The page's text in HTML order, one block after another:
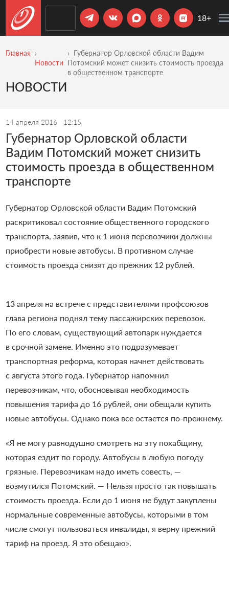
18+
Главная
Новости
Губернатор Орловской области Вадим
Потомский может снизить стоимость проезда
в общественном транспорте
НОВОСТИ
14 апреля 2016 12:15
Губернатор Орловской области
Вадим Потомский может снизить
стоимость проезда в общественном
транспорте
Губернатор Орловской области Вадим Потомский
раскритиковал состояние общественного городского
транспорта, заявив, что к 1 июня перевозчики должны
приобрести новые автобусы. В противном случае
стоимость проезда снизят до прежних 12 рублей.
13 апреля на встрече с представителями профсоюзов
глава региона поднял тему пассажирских перевозок.
По его словам, существующий автопарк нуждается
в срочной замене. Именно это подразумевает
транспортная реформа, которая начнет действовать
с августа этого года. Губернатор напомнил
перевозчикам, что, обосновывая необходимость
повышения тарифа до 16 рублей, они обещали купить
новые автобусы. Однако пока все остается по-прежнему.
«Я не могу равнодушно смотреть на эту похабщину,
которая ездит по городу. Автобусы в любую погоду
грязные. Перевозчикам надо иметь совесть, —
возмутился Потомский. — Нельзя просто так повышать
стоимость проезда. Если до 1 июня не будут закуплены
нормальные современные автобусы, которыми в том
числе смогут пользоваться инвалиды, я верну прежний
тариф на проезд. Я это обещаю».